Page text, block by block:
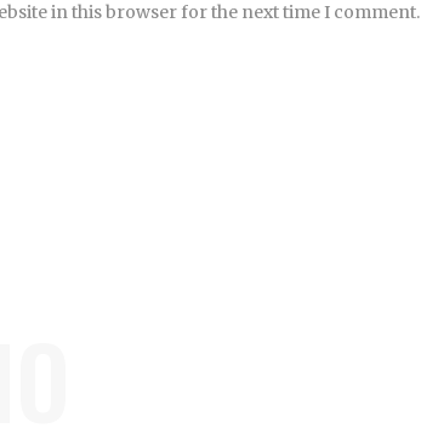
in this browser for the next time I comment.